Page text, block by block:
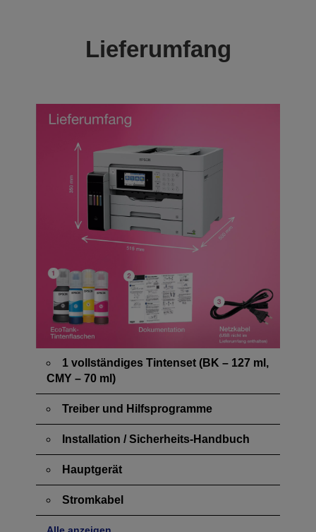
Lieferumfang
1 vollständiges Tintenset (BK – 127 ml,
CMY – 70 ml)
Treiber und Hilfsprogramme
Installation / Sicherheits-Handbuch
Hauptgerät
Stromkabel